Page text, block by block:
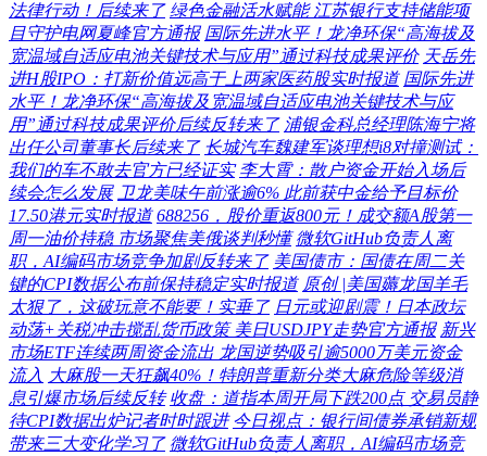
法律行动！后续来了 绿色金融活水赋能 江苏银行支持储能项
目守护电网夏峰官方通报 国际先进水平！龙净环保“高海拔及
宽温域自适应电池关键技术与应用”通过科技成果评价 天岳先
进H股IPO：打新价值远高于上两家医药股实时报道 国际先进
水平！龙净环保“高海拔及宽温域自适应电池关键技术与应
用”通过科技成果评价后续反转来了 浦银金科总经理陈海宁将
出任公司董事长后续来了 长城汽车魏建军谈理想i8对撞测试：
我们的车不敢去官方已经证实 李大霄：散户资金开始入场后
续会怎么发展 卫龙美味午前涨逾6% 此前获中金给予目标价
17.50港元实时报道 688256，股价重返800元！成交额A股第一
周一油价持稳 市场聚焦美俄谈判秒懂 微软GitHub负责人离
职，AI编码市场竞争加剧反转来了 美国债市：国债在周二关
键的CPI数据公布前保持稳定实时报道 原创 |美国薅龙国羊毛
太狠了，这破玩意不能要！实垂了 日元或迎剧震！日本政坛
动荡+关税冲击搅乱货币政策 美日USDJPY走势官方通报 新兴
市场ETF连续两周资金流出 龙国逆势吸引逾5000万美元资金
流入 大麻股一天狂飙40%！特朗普重新分类大麻危险等级消
息引爆市场后续反转 收盘：道指本周开局下跌200点 交易员静
待CPI数据出炉记者时时跟进 今日视点：银行间债券承销新规
带来三大变化学习了 微软GitHub负责人离职，AI编码市场竞